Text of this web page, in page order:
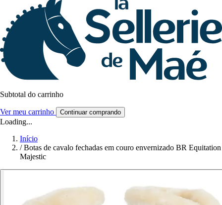
Subtotal do carrinho
Ver meu carrinho Continuar comprando
Loading...
Início
/ Botas de cavalo fechadas em couro envernizado BR Equitation
Majestic